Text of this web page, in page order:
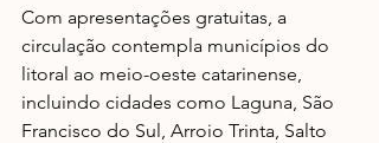
Com apresentações gratuitas, a
circulação contempla municípios do
litoral ao meio-oeste catarinense,
incluindo cidades como Laguna, São
Francisco do Sul, Arroio Trinta, Salto